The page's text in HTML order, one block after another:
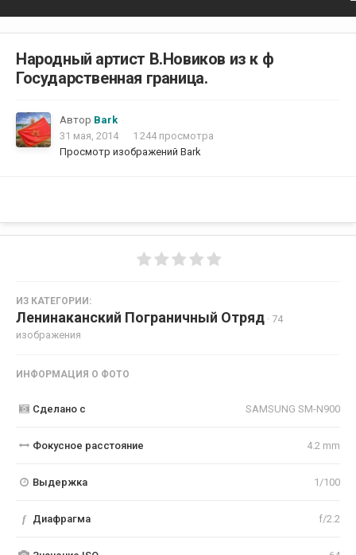
Народный артист В.Новиков из к ф
Государственная граница.
Автор Bark
31 мая, 2014
1 244 просмотра
Просмотр изображений Bark
ИЗ КАТЕГОРИИ:
Ленинаканский Пограничный Отряд · 74
изображения
ИНФОРМАЦИЯ О ФОТО
Сделано с SAMSUNG SM-N900
Фокусное расстояние 4.2 mm
Выдержка 1/100
f Диафрагма f/2.2